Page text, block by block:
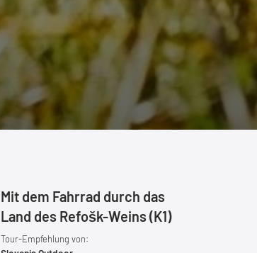
Mit dem Fahrrad durch das
Land des Refošk-Weins (K1)
Tour-Empfehlung von: